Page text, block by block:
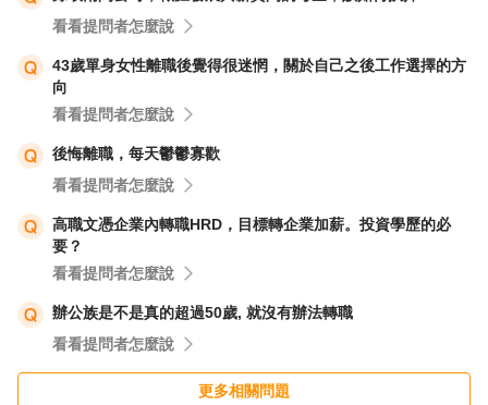
看看提問者怎麼說
43歲單身女性離職後覺得很迷惘，關於自己之後工作選擇的方
向
看看提問者怎麼說
後悔離職，每天鬱鬱寡歡
看看提問者怎麼說
高職文憑企業內轉職HRD，目標轉企業加薪。投資學歷的必
要？
看看提問者怎麼說
辦公族是不是真的超過50歲, 就沒有辦法轉職
看看提問者怎麼說
更多相關問題